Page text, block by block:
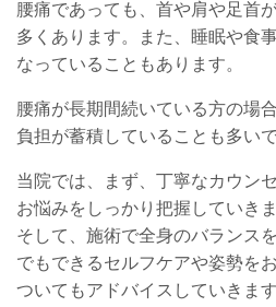
腰痛であっても、首や肩や足首
多くあります。また、睡眠や食
なっていることもあります。
腰痛が長期間続いている方の場
負担が蓄積していることも多いで
当院では、まず、丁寧なカウン
お悩みをしっかり把握していきま
そして、施術で全身のバランス
でもできるセルフケアや姿勢を
ついてもアドバイスしていきます